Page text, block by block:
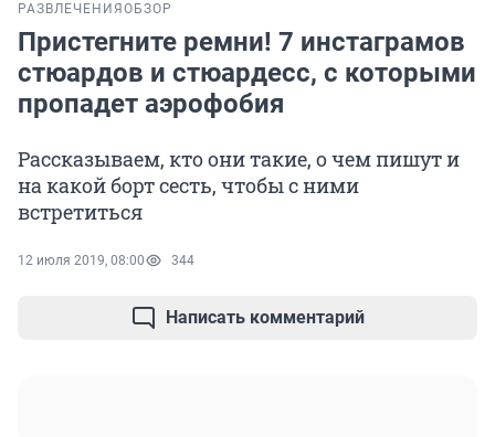
РАЗВЛЕЧЕНИЯ ОБЗОР
Пристегните ремни! 7 инстаграмов
стюардов и стюардесс, с которыми
пропадет аэрофобия
Рассказываем, кто они такие, о чем пишут и
на какой борт сесть, чтобы с ними
встретиться
12 июля 2019, 08:00 344
Написать комментарий